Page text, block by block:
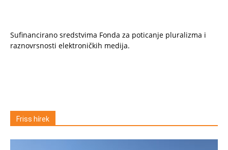
Sufinancirano sredstvima Fonda za poticanje pluralizma i
raznovrsnosti elektroničkih medija.
Friss hírek